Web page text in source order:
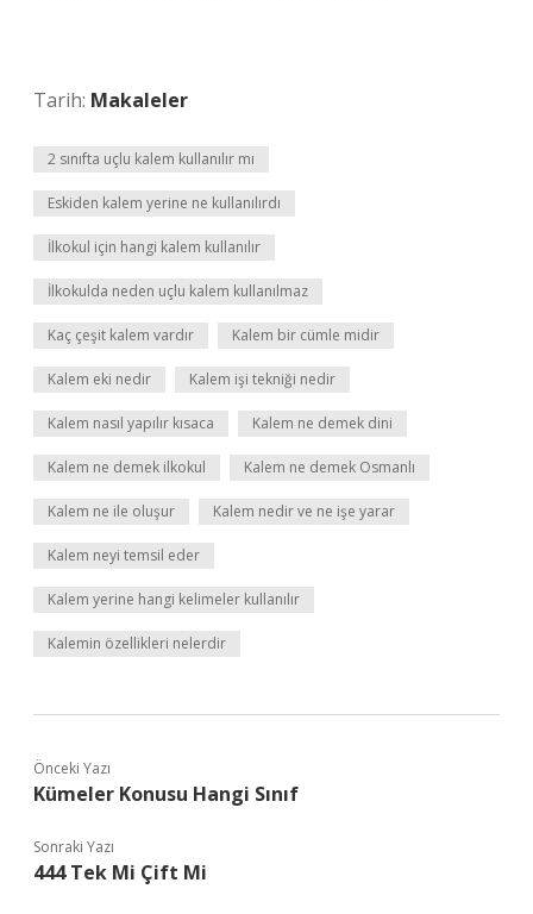
Tarih: Makaleler
2 sınıfta uçlu kalem kullanılır mı
Eskiden kalem yerine ne kullanılırdı
İlkokul için hangi kalem kullanılır
İlkokulda neden uçlu kalem kullanılmaz
Kaç çeşit kalem vardır Kalem bir cümle midir
Kalem eki nedir Kalem işi tekniği nedir
Kalem nasıl yapılır kısaca Kalem ne demek dini
Kalem ne demek ilkokul Kalem ne demek Osmanlı
Kalem ne ile oluşur Kalem nedir ve ne işe yarar
Kalem neyi temsil eder
Kalem yerine hangi kelimeler kullanılır
Kalemin özellikleri nelerdir
Önceki Yazı
Kümeler Konusu Hangi Sınıf
Sonraki Yazı
444 Tek Mi Çift Mi